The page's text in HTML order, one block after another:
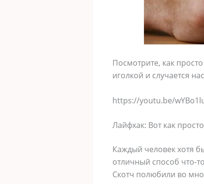
Посмотрите, как
иголкой и случается
https://youtu.be/
Лайфхак: Вот как
Каждый человек хотя
отличный способ что-
Скотч полюбили во